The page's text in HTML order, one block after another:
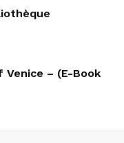
Venice – (E-Book